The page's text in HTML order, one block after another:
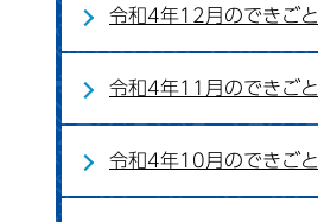
令和4年12月のできごと
令和4年11月のできごと
令和4年10月のできごと